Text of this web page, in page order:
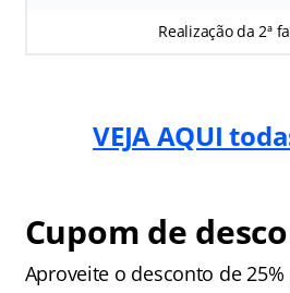
Realização da 2ª
VEJA AQUI
Cupom de
Aproveite o desconto de